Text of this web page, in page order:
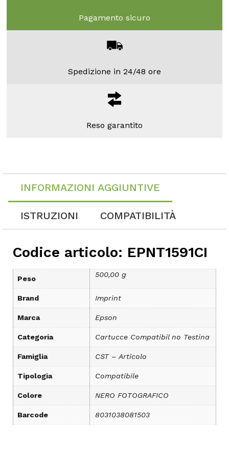
Pagamento sicuro
Spedizione in 24/48 ore
Reso garantito
INFORMAZIONI AGGIUNTIVE
ISTRUZIONI COMPATIBILITÀ
Codice articolo: EPNT1591CI
Peso 500,00 g
Brand Imprint
Marca Epson
Categoria Cartucce Compatibil no Testina
Famiglia CST – Articolo
Tipologia Compatibile
Colore NERO FOTOGRAFICO
Barcode 8031038081503